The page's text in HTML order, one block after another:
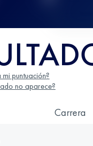
puntuación?
no aparece?
Carrera